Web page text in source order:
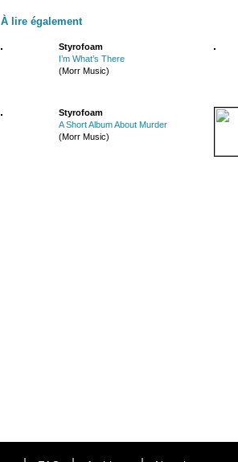
À lire également
Styrofoam
I’m What’s There
(Morr Music)
Styrofoam
A Short Album About Murder
(Morr Music)